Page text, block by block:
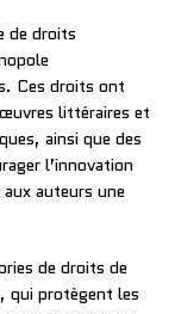
de droits
Ces droits ont
littéraires et
ainsi que des
l’innovation
auteurs une
de droits de
, qui protègent les